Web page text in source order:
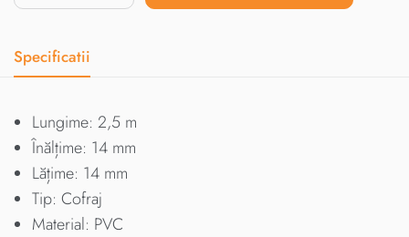
Specificatii
Lungime: 2,5 m
Înălțime: 14 mm
Lățime: 14 mm
Tip: Cofraj
Material: PVC